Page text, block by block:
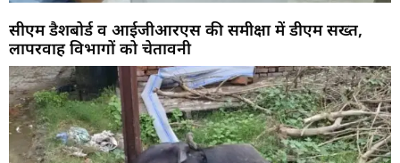
सीएम डैशबोर्ड व आईजीआरएस की समीक्षा में डीएम सख्त,
लापरवाह विभागों को चेतावनी